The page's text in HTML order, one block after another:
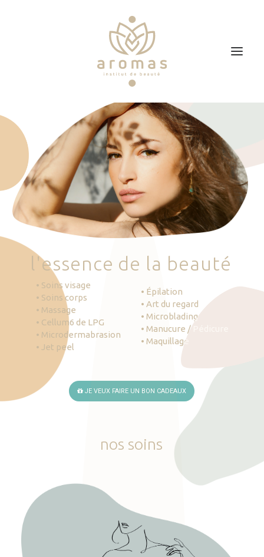
Soins
Je veux faire un bon cadeau
Plan d’accès
Prendre RDV
'essence de la beauté
• Soins visage
• Soins corps
• Massage
• Cellum6 de LPG
• Microdermabrasion
• Jet peel
• Épilation
• Art du regard
• Microblading
• Manucure / Pédicure
• Maquillage
JE VEUX FAIRE UN BON CADEAUX
nos soins